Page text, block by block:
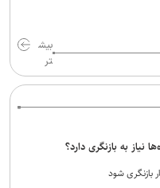
بیش
تر
به بازنگری دارد؟
بازنگری شود